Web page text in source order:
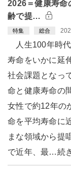
2026＝健康寿
齢で提…
特集 総合
人生100年時
寿命をいかに延
社会課題となっ
命と健康寿命の
女性で約12年の
命を平均寿命に
まな領域から提
で近年、最…続